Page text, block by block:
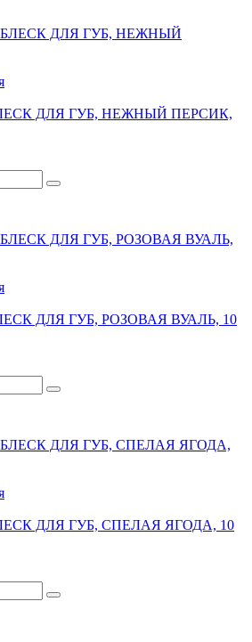
ДЛЯ ГУБ, НЕЖНЫЙ ПЕРСИК,
ДЛЯ ГУБ, РОЗОВАЯ ВУАЛЬ, 10
ДЛЯ ГУБ, СПЕЛАЯ ЯГОДА, 10